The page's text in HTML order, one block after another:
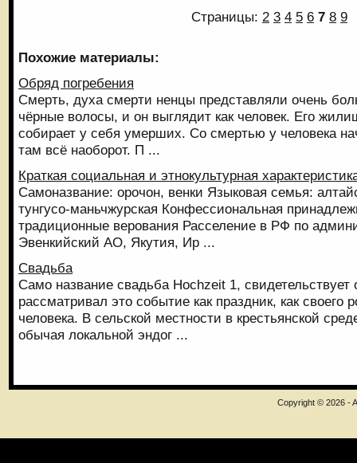
Страницы: 2 3 4 5 6 7 8 9
Похожие материалы:
Обряд погребения
Смерть, духа смерти ненцы представляли очень
чёрные волосы, и он выглядит как человек. Его
собирает у себя умерших. Со смертью у человека
там всё наоборот. П ...
Краткая социальная и этнокультурная
Самоназвание: орочон, венки Языковая семья:
тунгусо-маньчжурская Конфессиональная
традиционные верования Расселение в РФ по
Эвенкийский АО, Якутия, Ир ...
Свадьба
Само название свадьба Hochzeit 1, свидетельствует
рассматривал это событие как праздник, как
человека. В сельской местности в крестьянской
обычая локальной эндог ...
Copyright © 2026 -